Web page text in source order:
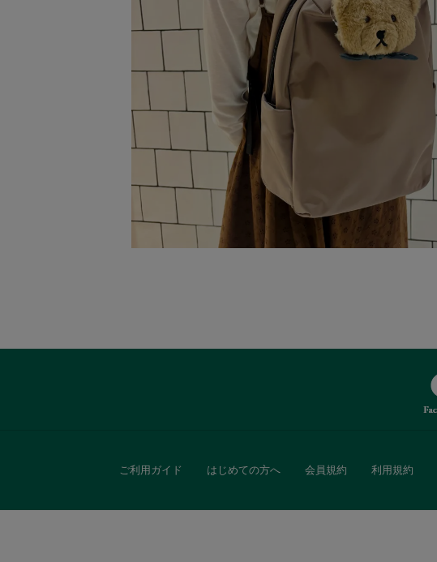
ご利用ガイド はじめての方へ 会員規約 利用規約